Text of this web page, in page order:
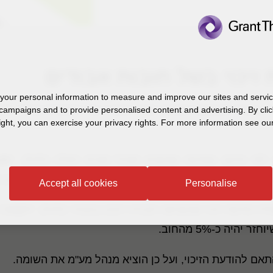
בשל חובות אבודים
בבית המשפט המחוזי מרכז בעניין גורי תעשיות מוצרי
מיטב שפיטה שהוציא מנהל מע"מ רמלה (להלן: "
לוגיסטיקה ואחסנה (בפירוק) בע"מ, מצויה בפירוק
זיכוי שהוציאה חברת רקיט בנקיזר (להלן: "
להודעת הזיכוי, ועל כן הוציא מנהל מע"מ את השומה.
personal information to measure and improve our sites and
and to provide personalised content and advertising. By
you can exercise your privacy rights. For more information see
Accept all cookies Personalise